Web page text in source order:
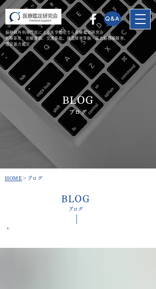
脳神経外科専門医による医学鑑定なら医療鑑定研究会
​医療事故、医療過誤、交通事故、後遺障害等級・高次脳機能障害、
遺言能力鑑定
BLOG
​ブログ
​HOME ＞ブログ
​BLOG
​ブログ